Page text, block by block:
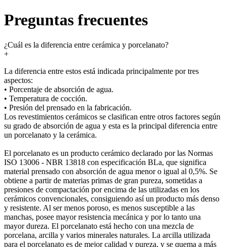
Preguntas frecuentes
¿Cuál es la diferencia entre cerámica y porcelanato?
+
La diferencia entre estos está indicada principalmente por tres
aspectos:
• Porcentaje de absorción de agua.
• Temperatura de cocción.
• Presión del prensado en la fabricación.
Los revestimientos cerámicos se clasifican entre otros factores según
su grado de absorción de agua y esta es la principal diferencia entre
un porcelanato y la cerámica.
El porcelanato es un producto cerámico declarado por las Normas
ISO 13006 - NBR 13818 con especificación BLa, que significa
material prensado con absorción de agua menor o igual al 0,5%. Se
obtiene a partir de materias primas de gran pureza, sometidas a
presiones de compactación por encima de las utilizadas en los
cerámicos convencionales, consiguiendo así un producto más denso
y resistente. Al ser menos poroso, es menos susceptible a las
manchas, posee mayor resistencia mecánica y por lo tanto una
mayor dureza. El porcelanato está hecho con una mezcla de
porcelana, arcilla y varios minerales naturales. La arcilla utilizada
para el porcelanato es de mejor calidad y pureza, y se quema a más